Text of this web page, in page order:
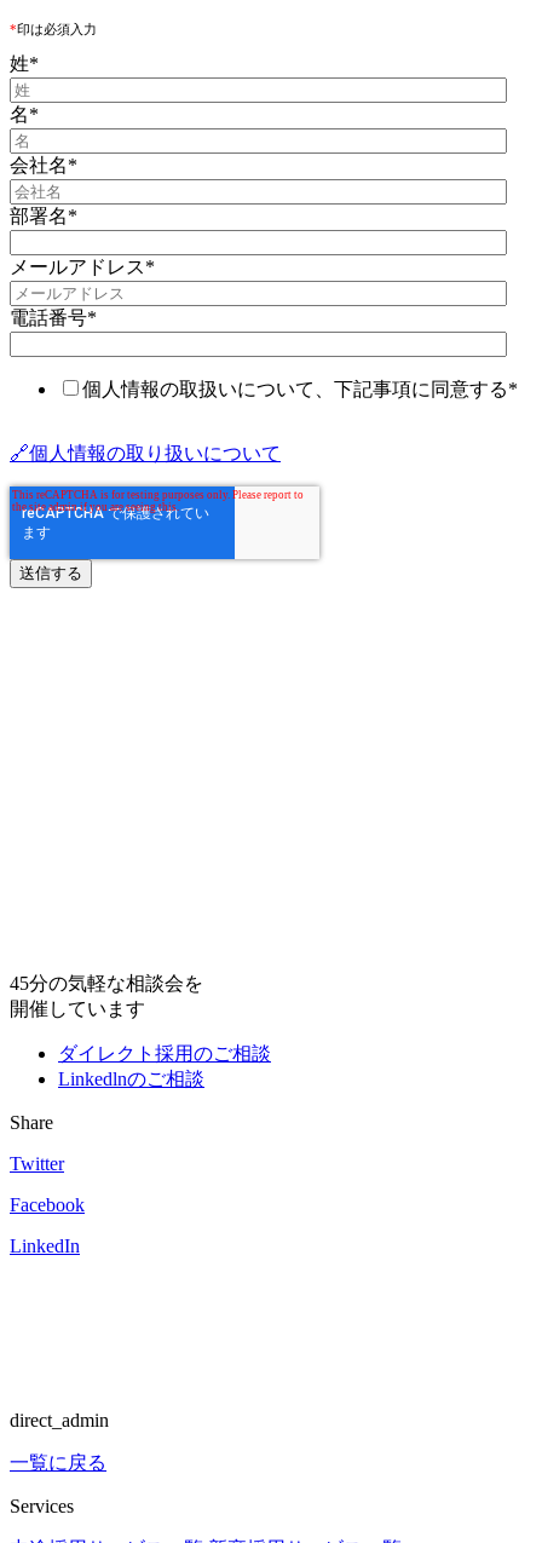
*印は必須入力
姓*
名*
会社名*
部署名*
メールアドレス*
電話番号*
個人情報の取扱いについて、下記事項に同意する*
🔗個人情報の取り扱いについて
45分の気軽な相談会を
開催しています
ダイレクト採用のご相談
Linkedlnのご相談
Share
Twitter
Facebook
LinkedIn
direct_admin
一覧に戻る
Services